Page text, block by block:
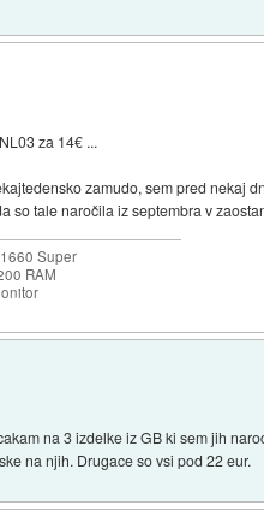
za 14€ ...
zamudo, sem pred nekaj
so tale naročila iz septembra v
Super
RAM
na 3 izdelke iz GB ki sem jih
na njih. Drugace so vsi pod 22 eur.